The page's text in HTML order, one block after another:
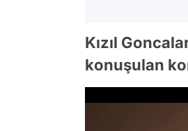
Kızıl
konuşulan